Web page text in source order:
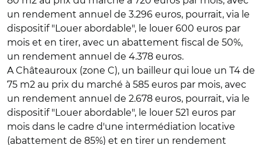
un rendement annuel de 3.296 euros, pourrait, via le
dispositif "Louer abordable", le louer 600 euros par
mois et en tirer, avec un abattement fiscal de 50%,
un rendement annuel de 4.378 euros.
A Châteauroux (zone C), un bailleur qui loue un T4 de
75 m2 au prix du marché à 585 euros par mois, avec
un rendement annuel de 2.678 euros, pourrait, via le
dispositif "Louer abordable", le louer 521 euros par
mois dans le cadre d'une intermédiation locative
(abattement de 85%) et en tirer un rendement